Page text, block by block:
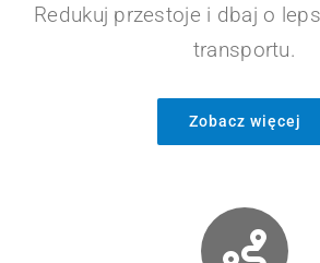
Redukuj przestoje i dbaj o
transportu.
Zobacz więcej